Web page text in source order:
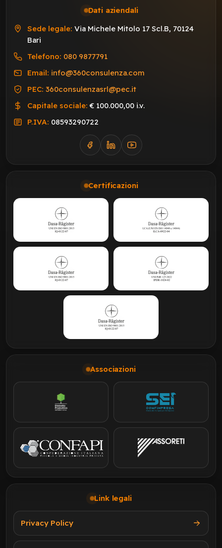
Dati aziendali
Sede legale: Via Michele Mitolo 17 Scl.B, 70124
Bari
Telefono: 080 9877791
Email: info@360consulenza.com
PEC: 360consulenzasrl@pec.it
Capitale sociale: € 100.000,00 i.v.
P.IVA: 08593290722
Certificazioni
Associazioni
Link legali
Privacy Policy